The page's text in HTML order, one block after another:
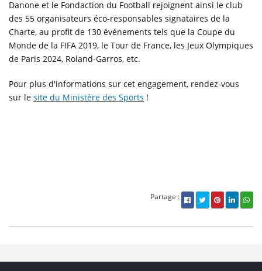
Danone et le Fondaction du Football rejoignent ainsi le club
des 55 organisateurs éco-responsables signataires de la
Charte, au profit de 130 événements tels que la Coupe du
Monde de la FIFA 2019, le Tour de France, les Jeux Olympiques
de Paris 2024, Roland-Garros, etc.
Pour plus d'informations sur cet engagement, rendez-vous
sur le site du Ministère des Sports !
Partage :